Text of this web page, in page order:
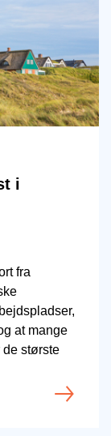
i
fra
at mange
de største